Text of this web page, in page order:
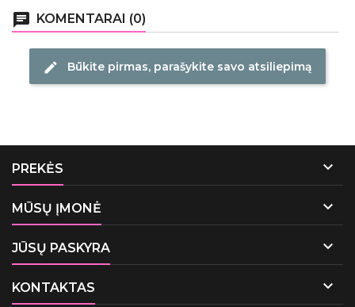
chat KOMENTARAI (0)
edit Būkite pirmas, parašykite savo atsiliepimą
PREKĖS 
MŪSŲ ĮMONĖ 
JŪSŲ PASKYRA 
KONTAKTAS 